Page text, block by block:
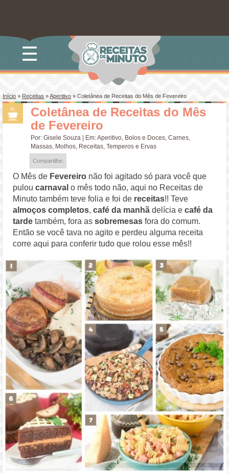
☰
Início»Receitas »Aperitivo»Coletânea de Receitas do Mês de Fevereiro
Coletânea de Receitas do Mês
de Fevereiro
Por:Gisele Souza | Em:Aperitivo, Bolos e Doces,Carnes,
Massas, Molhos, Receitas,Temperos e Ervas
Compartilhe:
O Mês de Fevereiro não foi agitado só para você que
puloucarnaval o mês todo não, aqui no Receitas de
Minuto também teve folia e foi de receitas!! Teve
almoços completos,café da manhã delícia e café da
tarde também, fora assobremesas fora do comum.
Então se você tava no agito e perdeu alguma receita
corre aqui para conferir tudo que rolou esse mês!!